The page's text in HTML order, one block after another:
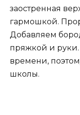
заостренная
гармошкой.
Добавляем
пряжкой и руки.
времени,
школы.